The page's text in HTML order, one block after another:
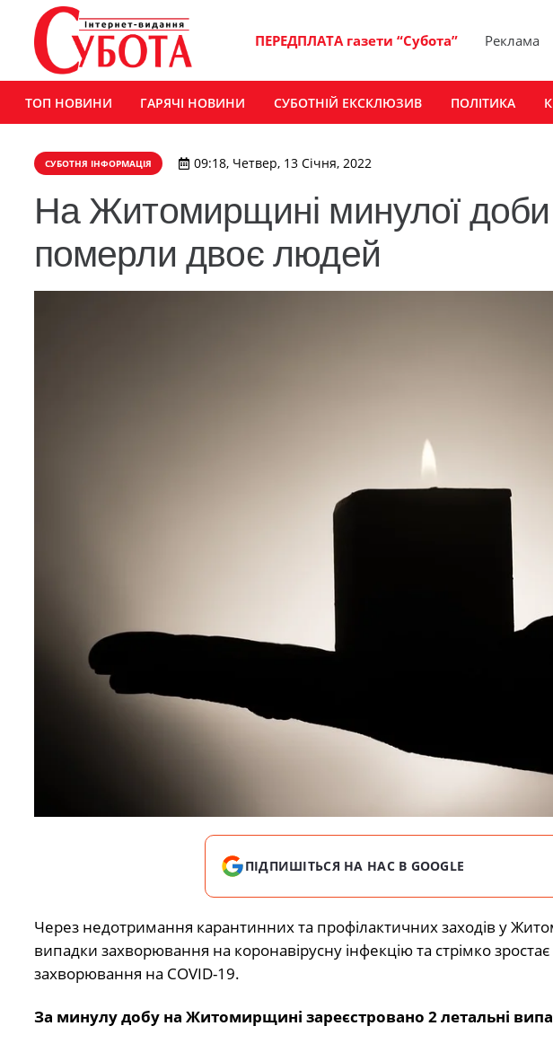
ПЕРЕДПЛАТА газети “Субота” Реклама
ТОП НОВИНИ ГАРЯЧІ НОВИНИ СУБОТНІЙ ЕКСКЛЮЗИВ ПОЛІТИКА
СУБОТНЯ ІНФОРМАЦІЯ 09:18, Четвер, 13 Січня, 2022
На Житомирщині минулої доби
померли двоє людей
ПІДПИШІТЬСЯ НА НАС В GOOGLE
Через недотримання карантинних та профілактичних заходів у
випадки захворювання на коронавірусну інфекцію та стрімко зростає
захворювання на COVID-19.
За минулу добу на Житомирщині зареєстровано 2 летальні